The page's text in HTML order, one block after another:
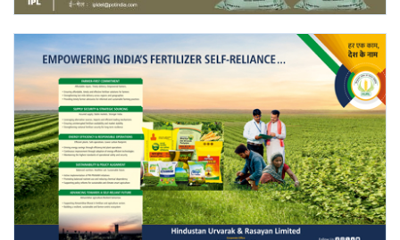
Gallery
National
Latest News
Agriculture Conclave and NACOF
Awards 2022
Agri Start-Ups